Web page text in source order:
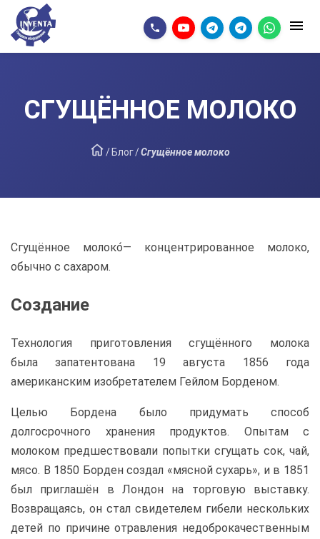
СГУЩЁННОЕ МОЛОКО
/ Блог/Сгущённое молоко
Сгущённое молоко́— концентрированное молоко,
обычно с сахаром.
Создание
Технология приготовления сгущённого молока
была запатентована 19 августа 1856 года
американским изобретателем Гейлом Борденом.
Целью Бордена было придумать способ
долгосрочного хранения продуктов. Опытам с
молоком предшествовали попытки сгущать сок, чай,
мясо. В 1850 Борден создал «мясной сухарь», и в 1851
был приглашён в Лондон на торговую выставку.
Возвращаясь, он стал свидетелем гибели нескольких
детей по причине отравления недоброкачественным